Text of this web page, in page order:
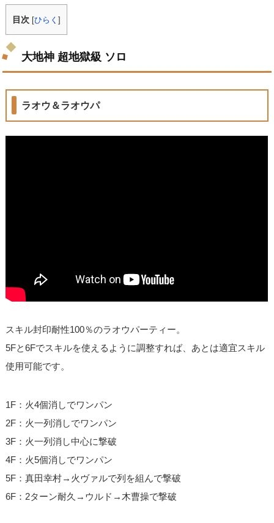
目次 [ひらく]
大地神 超地獄級 ソロ
ラオウ＆ラオウパ
スキル封印耐性100％のラオウパーティー。
5Fと6Fでスキルを使えるように調整すれば、あとは適宜スキル
使用可能です。
1F：火4個消しでワンパン
2F：火一列消しでワンパン
3F：火一列消し中心に撃破
4F：火5個消しでワンパン
5F：真田幸村→火ヴァルで列を組んで撃破
6F：2ターン耐久→ウルド→木曹操で撃破